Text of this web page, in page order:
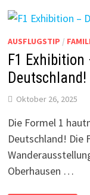
NUR
ZUSCHAUEN
AUSFLUGSTIP /
F1
Deutschland!
Oktober 26, 2025
Die Formel 1
Deutschland! Die
Oberhausen …